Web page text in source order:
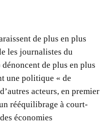
de plus en plus
les journalistes du
de plus en plus
une politique « de
acteurs, en premier
rééquilibrage à court-
économies